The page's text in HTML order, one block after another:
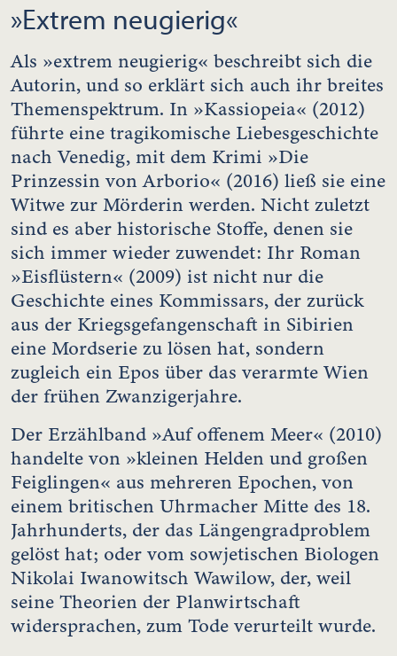
»Extrem neugierig«
Als »extrem neugierig« beschreibt sich die
Autorin, und so erklärt sich auch ihr breites
Themenspektrum. In »Kassiopeia« (2012)
führte eine tragikomische Liebesgeschichte
nach Venedig, mit dem Krimi »Die
Prinzessin von Arborio« (2016) ließ sie eine
Witwe zur Mörderin werden. Nicht zuletzt
sind es aber historische Stoffe, denen sie
sich immer wieder zuwendet: Ihr Roman
»Eisflüstern« (2009) ist nicht nur die
Geschichte eines Kommissars, der zurück
aus der Kriegsgefangenschaft in Sibirien
eine Mordserie zu lösen hat, sondern
zugleich ein Epos über das verarmte Wien
der frühen Zwanzigerjahre.
Der Erzählband »Auf offenem Meer« (2010)
handelte von »kleinen Helden und großen
Feiglingen« aus mehreren Epochen, von
einem britischen Uhrmacher Mitte des 18.
Jahrhunderts, der das Längengradproblem
gelöst hat; oder vom sowjetischen Biologen
Nikolai Iwanowitsch Wawilow, der, weil
seine Theorien der Planwirtschaft
widersprachen, zum Tode verurteilt wurde.